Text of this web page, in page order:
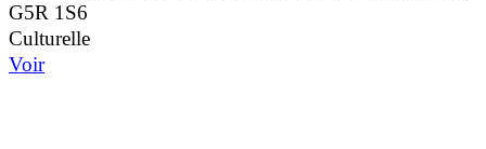
G5R 1S6
Culturelle
Voir